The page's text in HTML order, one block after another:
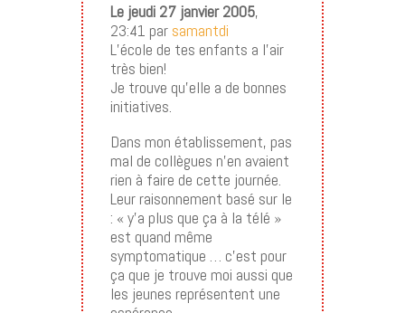
Le jeudi 27 janvier 2005,
23:41 par samantdi
L’école de tes enfants a l’air
très bien!
Je trouve qu’elle a de bonnes
initiatives.
Dans mon établissement, pas
mal de collègues n’en avaient
rien à faire de cette journée.
Leur raisonnement basé sur le
: « y’a plus que ça à la télé »
est quand même
symptomatique … c’est pour
ça que je trouve moi aussi que
les jeunes représentent une